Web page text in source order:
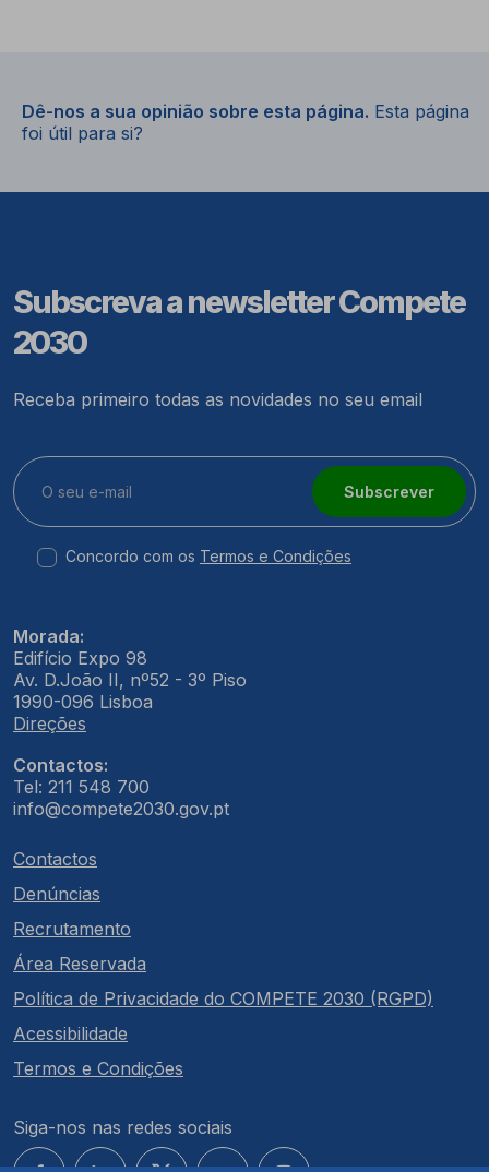
Dê-nos a sua opinião sobre esta página. Esta página
foi útil para si?
Subscreva a newsletter Compete
2030
Receba primeiro todas as novidades no seu email
Subscrever
Concordo com os Termos e Condições
Morada:
Edifício Expo 98
Av. D.João II, nº52 - 3º Piso
1990-096 Lisboa
Direções
Contactos:
Tel: 211 548 700
info@compete2030.gov.pt
Contactos
Denúncias
Recrutamento
Área Reservada
Política de Privacidade do COMPETE 2030 (RGPD)
Acessibilidade
Termos e Condições
Siga-nos nas redes sociais